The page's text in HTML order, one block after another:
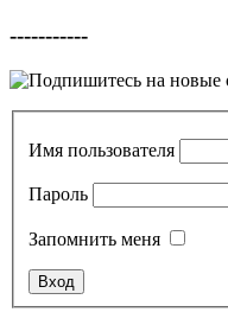
-----------
Имя пользователя
Пароль
Запомнить меня